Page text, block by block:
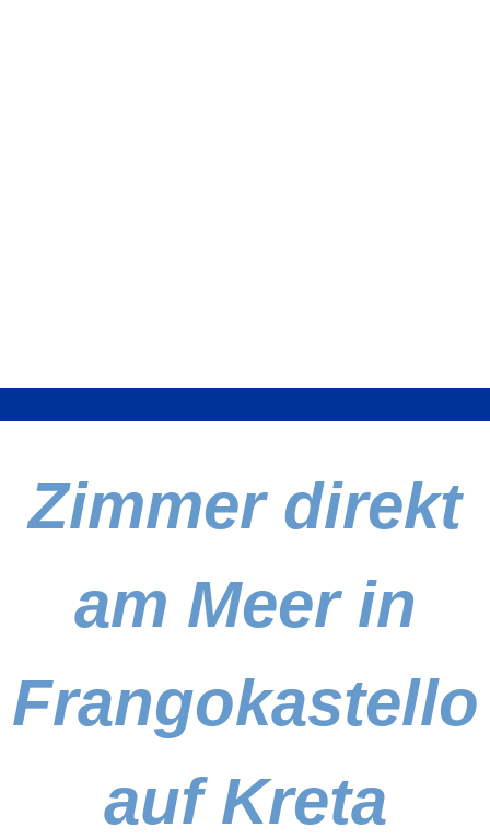
Zimmer direkt
am Meer in
Frangokastello
auf Kreta